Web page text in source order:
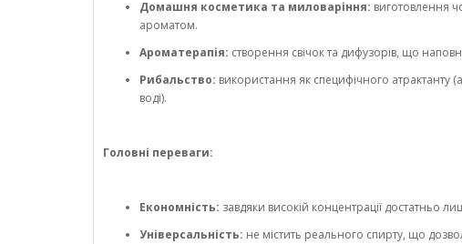
Домашня косметика та миловаріння: виготовлення
ароматом.
Ароматерапія: створення свічок та дифузорів, що
Рибальство: використання як специфічного атрактанту
воді).
Головні переваги:
Економність: завдяки високій концентрації достатньо
Універсальність: не містить реального спирту, що